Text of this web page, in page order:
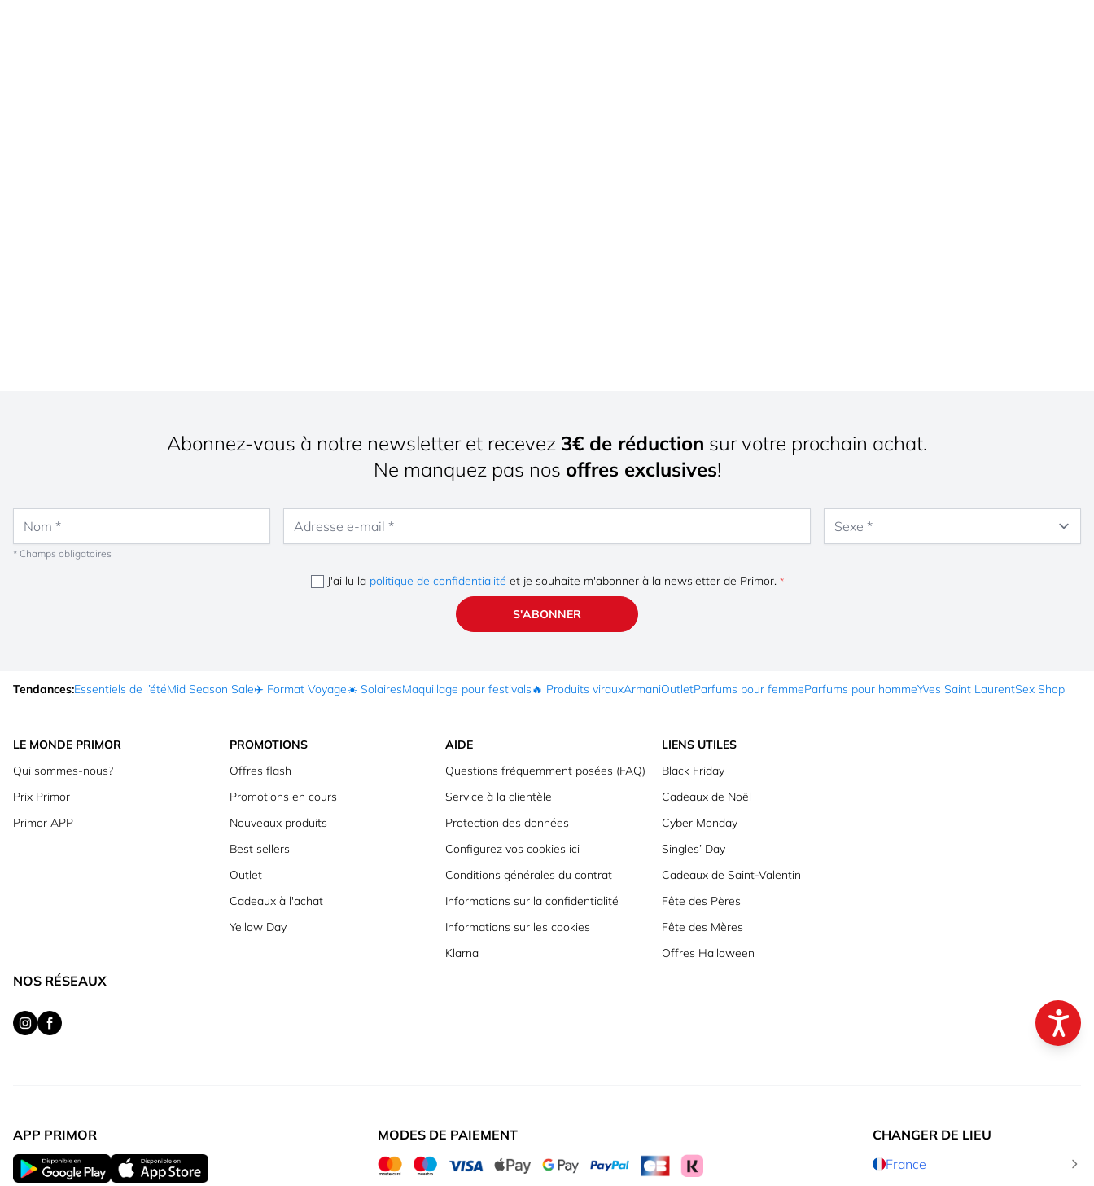
Abonnez-vous à notre newsletter et recevez 3€ de réduction sur votre prochain achat.
Ne manquez pas nos offres exclusives!
* Champs obligatoires
J'ai lu la politique de confidentialité et je souhaite m'abonner à la newsletter de Primor.
S'ABONNER
Tendances:Essentiels de l’étéMid Season Sale✈️ Format Voyage☀️ SolairesMaquillage pour festivals🔥 Produits virauxArmaniOutletParfums pour femmeParfums pour hommeYves Saint LaurentSex Shop
LE MONDE PRIMOR
Qui sommes-nous?
Prix Primor
Primor APP
PROMOTIONS
Offres flash
Promotions en cours
Nouveaux produits
Best sellers
Outlet
Cadeaux à l'achat
Yellow Day
AIDE
Questions fréquemment posées (FAQ)
Service à la clientèle
Protection des données
Configurez vos cookies ici
Conditions générales du contrat
Informations sur la confidentialité
Informations sur les cookies
Klarna
LIENS UTILES
Black Friday
Cadeaux de Noël
Cyber Monday
Singles’ Day
Cadeaux de Saint-Valentin
Fête des Pères
Fête des Mères
Offres Halloween
NOS RÉSEAUX
APP PRIMOR MODES DE PAIEMENT
CHANGER DE LIEU
France